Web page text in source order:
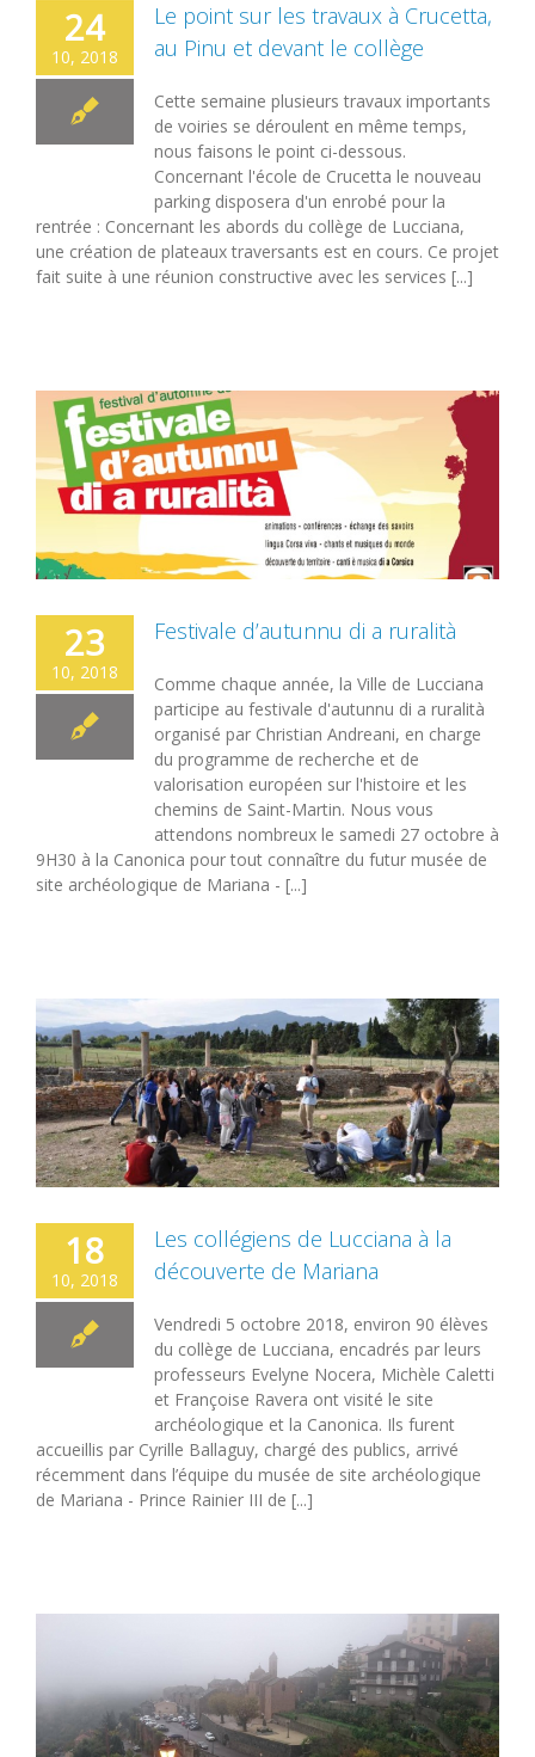
24
10, 2018
Le point sur les travaux à Crucetta,
au Pinu et devant le collège
Cette semaine plusieurs travaux importants
de voiries se déroulent en même temps,
nous faisons le point ci-dessous.
Concernant l'école de Crucetta le nouveau
parking disposera d'un enrobé pour la
rentrée : Concernant les abords du collège de Lucciana,
une création de plateaux traversants est en cours. Ce projet
fait suite à une réunion constructive avec les services [...]
23
10, 2018
Festivale d’autunnu di a ruralità
Comme chaque année, la Ville de Lucciana
participe au festivale d'autunnu di a ruralità
organisé par Christian Andreani, en charge
du programme de recherche et de
valorisation européen sur l'histoire et les
chemins de Saint-Martin. Nous vous
attendons nombreux le samedi 27 octobre à
9H30 à la Canonica pour tout connaître du futur musée de
site archéologique de Mariana - [...]
18
10, 2018
Les collégiens de Lucciana à la
découverte de Mariana
Vendredi 5 octobre 2018, environ 90 élèves
du collège de Lucciana, encadrés par leurs
professeurs Evelyne Nocera, Michèle Caletti
et Françoise Ravera ont visité le site
archéologique et la Canonica. Ils furent
accueillis par Cyrille Ballaguy, chargé des publics, arrivé
récemment dans l’équipe du musée de site archéologique
de Mariana - Prince Rainier III de [...]